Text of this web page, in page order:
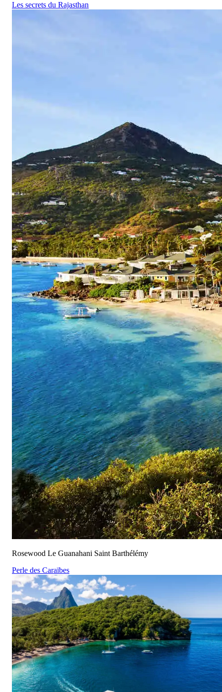
Les secrets du Rajasthan
Rosewood Le Guanahani Saint Barthélémy
Perle des Caraïbes